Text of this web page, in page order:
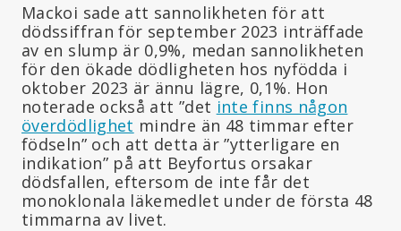
Mackoi sade att sannolikheten för att
dödssiffran för september 2023 inträffade
av en slump är 0,9%, medan sannolikheten
för den ökade dödligheten hos nyfödda i
oktober 2023 är ännu lägre, 0,1%. Hon
noterade också att ”det inte finns någon
överdödlighet mindre än 48 timmar efter
födseln” och att detta är ”ytterligare en
indikation” på att Beyfortus orsakar
dödsfallen, eftersom de inte får det
monoklonala läkemedlet under de första 48
timmarna av livet.